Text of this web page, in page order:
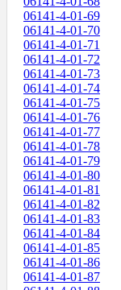
06141-4-01-69
06141-4-01-70
06141-4-01-71
06141-4-01-72
06141-4-01-73
06141-4-01-74
06141-4-01-75
06141-4-01-76
06141-4-01-77
06141-4-01-78
06141-4-01-79
06141-4-01-80
06141-4-01-81
06141-4-01-82
06141-4-01-83
06141-4-01-84
06141-4-01-85
06141-4-01-86
06141-4-01-87